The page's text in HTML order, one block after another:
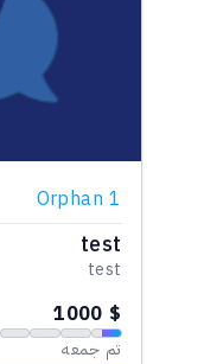
Orphan 1
test
test
$ 1000
تم جمعه